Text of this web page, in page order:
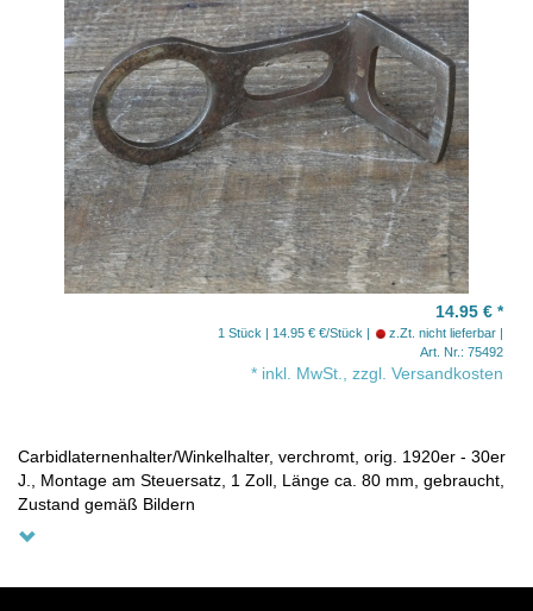
14.95 € *
1 Stück | 14.95 € €/Stück
z.Zt. nicht lieferbar
Art. Nr.: 75492
* inkl. MwSt., zzgl. Versandkosten
Carbidlaternenhalter/Winkelhalter, verchromt, orig. 1920er - 30er
J., Montage am Steuersatz, 1 Zoll, Länge ca. 80 mm, gebraucht,
Zustand gemäß Bildern